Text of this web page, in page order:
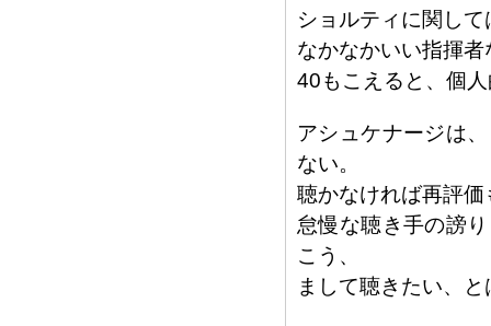
ショルティに関し
なかなかいい指揮
40もこえると、個
アシュケナージは
ない。
聴かなければ再評
怠慢な聴き手の謗
こう、
まして聴きたい、